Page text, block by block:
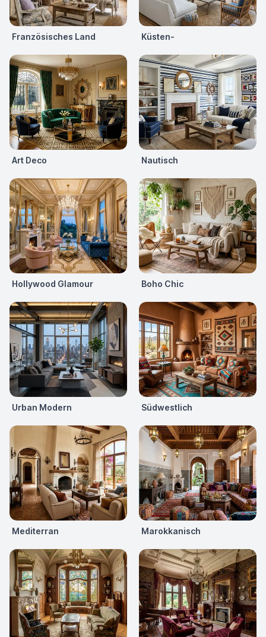
Französisches Land Küsten-
Art Deco Nautisch
Hollywood Glamour Boho Chic
Urban Modern Südwestlich
Mediterran Marokkanisch